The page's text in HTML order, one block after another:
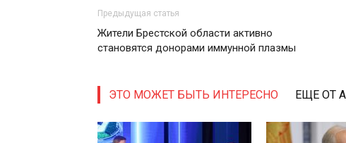
Предыдущая статья
Жители Брестской области активно
становятся донорами иммунной плазмы
ЭТО МОЖЕТ БЫТЬ ИНТЕРЕСНО ЕЩЕ ОТ